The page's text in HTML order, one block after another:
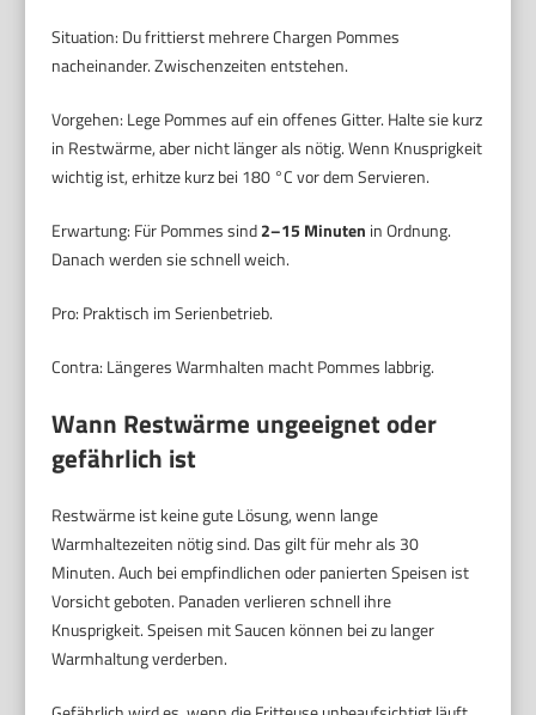
Situation: Du frittierst mehrere Chargen Pommes
nacheinander. Zwischenzeiten entstehen.
Vorgehen: Lege Pommes auf ein offenes Gitter. Halte sie kurz
in Restwärme, aber nicht länger als nötig. Wenn Knusprigkeit
wichtig ist, erhitze kurz bei 180 °C vor dem Servieren.
Erwartung: Für Pommes sind2–15 Minuten in Ordnung.
Danach werden sie schnell weich.
Pro: Praktisch im Serienbetrieb.
Contra: Längeres Warmhalten macht Pommes labbrig.
Wann Restwärme ungeeignet oder
gefährlich ist
Restwärme ist keine gute Lösung, wenn lange
Warmhaltezeiten nötig sind. Das gilt für mehr als 30
Minuten. Auch bei empfindlichen oder panier­ten Speisen ist
Vorsicht geboten. Panaden verlieren schnell ihre
Knusprigkeit. Speisen mit Saucen können bei zu langer
Warmhaltung verderben.